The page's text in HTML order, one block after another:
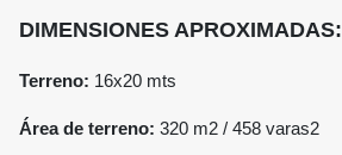
DIMENSIONES APROXIMADAS:
Terreno: 16x20 mts
Área de terreno: 320 m2 / 458 varas2